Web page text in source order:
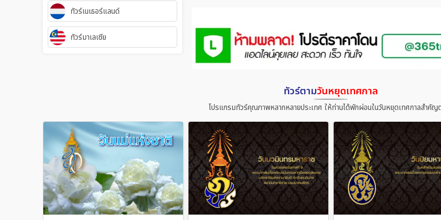
ทัวร์เนเธอร์แลนด์
ทัวร์มาเลเซีย
ทัวร์ตามวันหยุดเทศกาล
โปรแกรมทัวร์คุณภาพหลากหลายประเทศ ให้ท่านได้พักผ่อนในวันหยุดเทศกาลสำคัญ